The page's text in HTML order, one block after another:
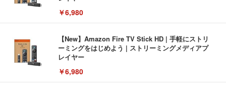
￥6,980
【New】Amazon Fire TV Stick HD | 手軽にストリ
ーミングをはじめよう | ストリーミングメディアプ
レイヤー
￥6,980